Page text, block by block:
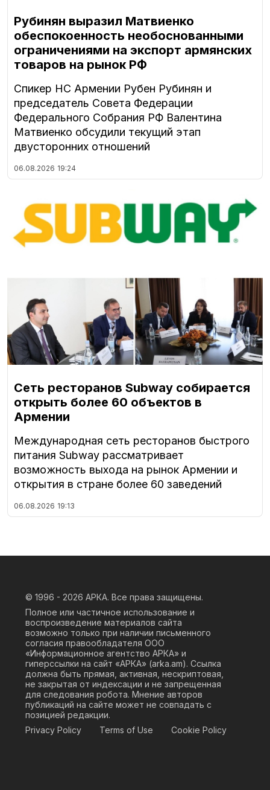
Рубинян выразил Матвиенко
обеспокоенность необоснованными
ограничениями на экспорт армянских
товаров на рынок РФ
Спикер НС Армении Рубен Рубинян и
председатель Совета Федерации
Федерального Собрания РФ Валентина
Матвиенко обсудили текущий этап
двусторонних отношений
06.08.2026 19:24
Сеть ресторанов Subway собирается
открыть более 60 объектов в
Армении
Международная сеть ресторанов быстрого
питания Subway рассматривает
возможность выхода на рынок Армении и
открытия в стране более 60 заведений
06.08.2026 19:13
© 1996 - 2026 АРКА. Все права защищены.
Полное или частичное использование и
воспроизведение материалов сайта
возможно только при наличии письменного
согласия правообладателя ООО
«Информационное агентство АРКА» и
гиперссылки на сайт «АРКА» (arka.am). Ссылка
должна быть прямая, активная, нескриптовая,
не закрытая от индексации и не запрещенная
для следования робота. Мнение авторов
публикаций на сайте может не совпадать с
позицией редакции.
Privacy Policy
Terms of Use Cookie Policy